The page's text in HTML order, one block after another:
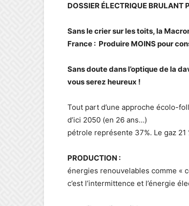
DOSSIER ÉLECTRIQUE BRULANT
Sans le crier sur les toits, la
France : Produire MOINS pour
Sans doute dans l’optique de la
vous serez heureux !
Tout part d’une approche écolo-
d’ici 2050 (en 26
pétrole représente 37%. Le gaz 21
énergies renouvelables comme «
c’est l’intermittence et l’énergie
– Un «